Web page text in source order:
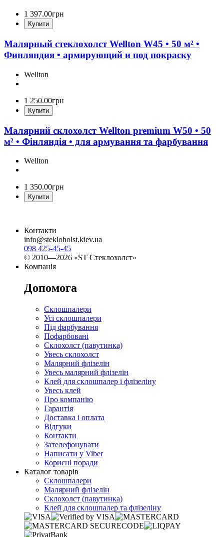
1 397.00грн
Купити
Малярный стеклохолст Wellton W45 • 50 м² •
Финляндия • армирующий и под покраску
Wellton
1 250.00грн
Купити
Малярний склохолст Wellton premium W50 • 50
м² • Фінляндія • для армування та фарбування
Wellton
1 350.00грн
Купити
Контакти
info@stekloholst.kiev.ua
098 425-45-45
© 2010—2026 «ST Стеклохолст»
Компанія
Допомога
Склошпалери
Усі склошпалери
Під фарбування
Пофарбовані
Склохолст (павутинка)
Увесь склохолст
Малярний флізелін
Увесь малярний флізелін
Клей для склошпалер і флізеліну
Увесь клей
Про компанію
Гарантія
Доставка і оплата
Відгуки
Контакти
Зателефонувати
Написати у Viber
Корисні поради
Каталог товарів
Склошпалери
Малярний флізелін
Склохолст (павутинка)
Клей для склошпалер та флізеліну